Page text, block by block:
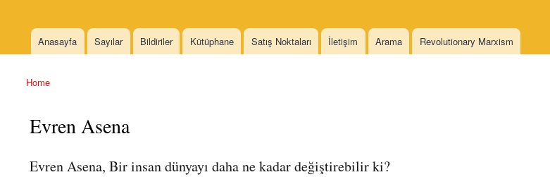
Main menu
Anasayfa Sayılar Bildiriler Kütüphane Satış Noktaları İletişim Arama Revolutionary Marxism
You are here
Home
Evren Asena
Evren Asena, Bir insan dünyayı daha ne kadar değiştirebilir ki?